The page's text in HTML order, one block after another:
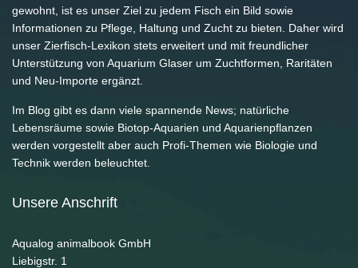
gewohnt, ist es unser Ziel zu jedem Fisch ein Bild sowie
Informationen zu Pflege, Haltung und Zucht zu bieten. Daher wird
unser Zierfisch-Lexikon stets erweitert und mit freundlicher
Unterstützung von Aquarium Glaser um Zuchtformen, Raritäten
und Neu-Importe ergänzt.
Im Blog gibt es dann viele spannende News; natürliche
Lebensräume sowie Biotop-Aquarien und Aquarienpflanzen
werden vorgestellt aber auch Profi-Themen wie Biologie und
Technik werden beleuchtet.
Unsere Anschrift
Aqualog animalbook GmbH
Liebigstr. 1